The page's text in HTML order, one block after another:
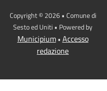
Copyright © 2026 • Comune di
Sesto ed Uniti • Powered by
Municipium• Accesso
redazione